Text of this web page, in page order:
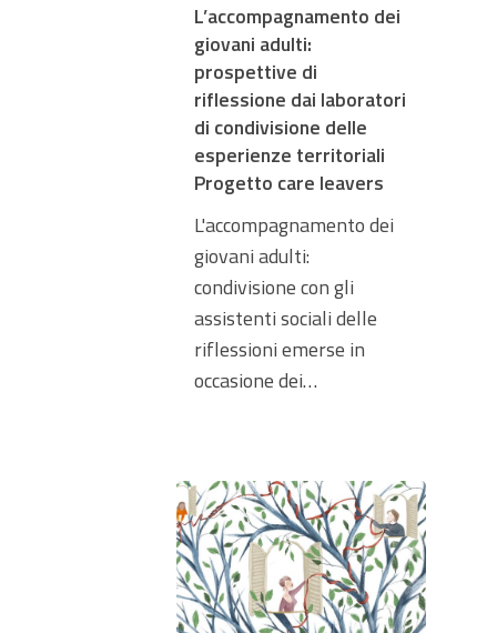
L’accompagnamento dei
giovani adulti:
prospettive di
riflessione dai laboratori
di condivisione delle
esperienze territoriali
Progetto care leavers
L'accompagnamento dei
giovani adulti:
condivisione con gli
assistenti sociali delle
riflessioni emerse in
occasione dei…